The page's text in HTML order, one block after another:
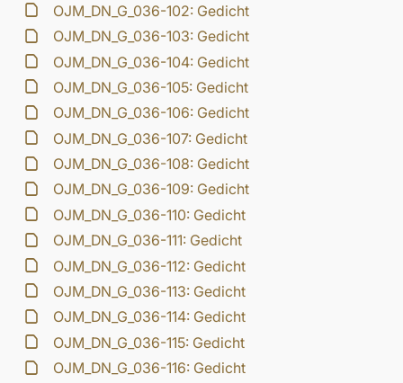
OJM_DN_G_036-102: Gedicht
OJM_DN_G_036-103: Gedicht
OJM_DN_G_036-104: Gedicht
OJM_DN_G_036-105: Gedicht
OJM_DN_G_036-106: Gedicht
OJM_DN_G_036-107: Gedicht
OJM_DN_G_036-108: Gedicht
OJM_DN_G_036-109: Gedicht
OJM_DN_G_036-110: Gedicht
OJM_DN_G_036-111: Gedicht
OJM_DN_G_036-112: Gedicht
OJM_DN_G_036-113: Gedicht
OJM_DN_G_036-114: Gedicht
OJM_DN_G_036-115: Gedicht
OJM_DN_G_036-116: Gedicht